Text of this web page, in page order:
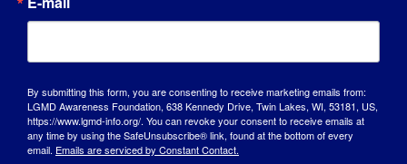
Choroba LGMD wpłynęła na Jacoba od
bardziej świadomy tego, że słucha swojego
ciała, gdy potrzebuje ono odpoczynku. Nie
boi się prosić nauczycieli o przerwę, jeśli jej
potrzebuje, zwłaszcza podczas zajęć
wychowania fizycznego i przerw. Jego
By submitting this form, you are consenting to receive marketing emails from:
LGMD Awareness Foundation, 638 Kennedy Drive, Twin Lakes, WI, 53181, US,
https://www.lgmd-info.org/. You can revoke your consent to receive emails at
any time by using the SafeUnsubscribe® link, found at the bottom of every
email. Emails are serviced by Constant Contact.